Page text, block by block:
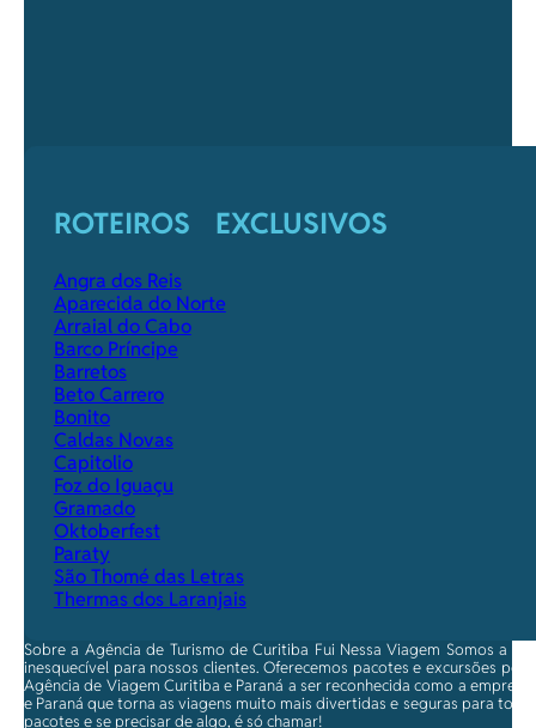
ROTEIROS EXCLUSIVOS
Angra dos Reis
Aparecida do Norte
Arraial do Cabo
Barco Príncipe
Barretos
Beto Carrero
Bonito
Caldas Novas
Capitolio
Foz do Iguaçu
Gramado
Oktoberfest
Paraty
São Thomé das Letras
Thermas dos Laranjais
Sobre a Agência de Turismo de Curitiba Fui Nessa Viagem Somos a
inesquecível para nossos clientes. Oferecemos pacotes e excursões
Agência de Viagem Curitiba e Paraná a ser reconhecida como a
e Paraná que torna as viagens muito mais divertidas e seguras para
pacotes e se precisar de algo, é só chamar!